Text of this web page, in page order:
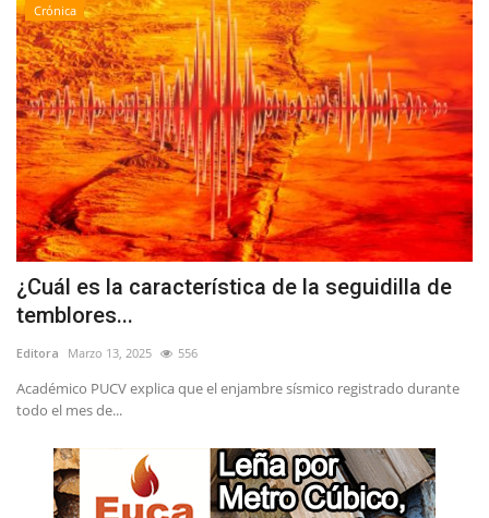
Crónica
¿Cuál es la característica de la seguidilla de
temblores...
Editora Marzo 13, 2025 556
Académico PUCV explica que el enjambre sísmico registrado durante
todo el mes de...